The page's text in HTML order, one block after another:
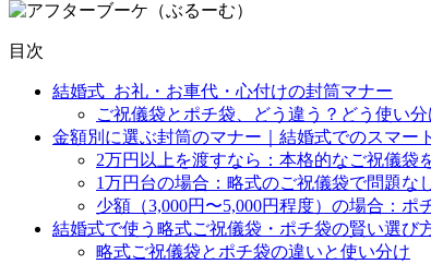
目次
結婚式_お礼・お車代・心付けの封筒マナー
ご祝儀袋とポチ袋、どう違う？どう使い分
金額別に選ぶ封筒のマナー｜結婚式でのスマー
2万円以上を渡すなら：本格的なご祝儀袋
1万円台の場合：略式のご祝儀袋で問題な
少額（3,000円〜5,000円程度）の場合：ポ
結婚式で使う略式ご祝儀袋・ポチ袋の賢い選び
略式ご祝儀袋とポチ袋の違いと使い分け